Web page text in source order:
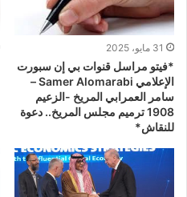
31 مايو، 2025
*فيتو مراسل قنوات بي إن سبورت
الإعلامي Samer Alomarabi –
سامر العمرابي المريخ -الزعيم
1908 ترميم مجلس المريخ.. دعوة
للنقاش*